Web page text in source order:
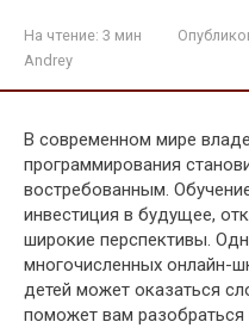
На чтение: 3 мин
Andrey
В современном мире
программирования
востребованным.
инвестиция в будущее,
широкие перспективы.
многочисленных онлайн-
детей может оказаться
поможет вам